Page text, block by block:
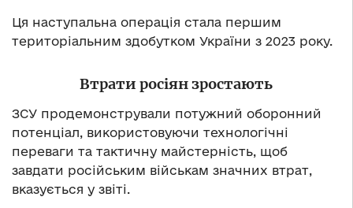
Ця наступальна операція стала першим
територіальним здобутком України з 2023 року.
Втрати росіян зростають
ЗСУ продемонстрували потужний оборонний
потенціал, використовуючи технологічні
переваги та тактичну майстерність, щоб
завдати російським військам значних втрат,
вказується у звіті.